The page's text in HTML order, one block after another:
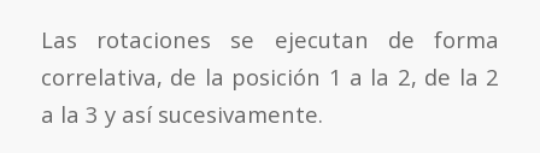
Las rotaciones se ejecutan de forma
correlativa, de la posición 1 a la 2, de la 2
a la 3 y así sucesivamente.